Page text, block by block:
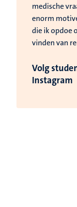
medische
enorm
die ik opdoe
vinden van
Volg
Instagram